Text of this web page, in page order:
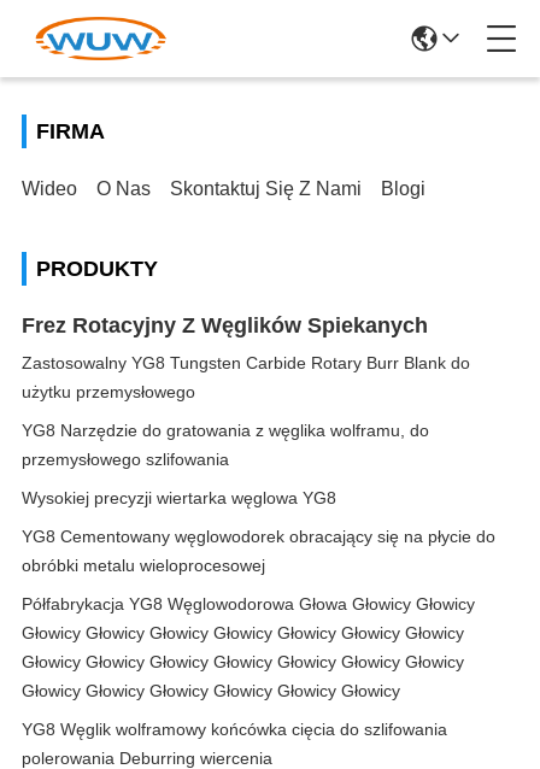
FIRMA
Wideo O Nas Skontaktuj Się Z Nami Blogi
PRODUKTY
Frez Rotacyjny Z Węglików Spiekanych
Zastosowalny YG8 Tungsten Carbide Rotary Burr Blank do
użytku przemysłowego
YG8 Narzędzie do gratowania z węglika wolframu, do
przemysłowego szlifowania
Wysokiej precyzji wiertarka węglowa YG8
YG8 Cementowany węglowodorek obracający się na płycie do
obróbki metalu wieloprocesowej
Półfabrykacja YG8 Węglowodorowa Głowa Głowicy Głowicy
Głowicy Głowicy Głowicy Głowicy Głowicy Głowicy Głowicy
Głowicy Głowicy Głowicy Głowicy Głowicy Głowicy Głowicy
Głowicy Głowicy Głowicy Głowicy Głowicy Głowicy
YG8 Węglik wolframowy końcówka cięcia do szlifowania
polerowania Deburring wiercenia